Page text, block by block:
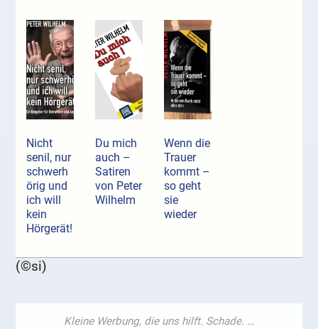
Nicht
senil, nur
schwerh
örig und
ich will
kein
Hörgerät!
Du mich
auch –
Satiren
von Peter
Wilhelm
Wenn die
Trauer
kommt –
so geht
sie
wieder
(©si)